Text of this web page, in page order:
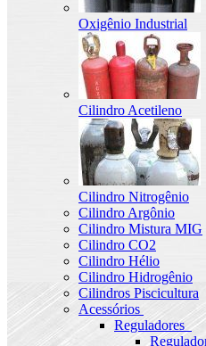
Oxigênio Industrial
Cilindro Acetileno
Cilindro Nitrogênio
Cilindro Argônio
Cilindro Mistura MIG
Cilindro CO2
Cilindro Hélio
Cilindro Hidrogênio
Cilindros Piscicultura
Acessórios
Reguladores